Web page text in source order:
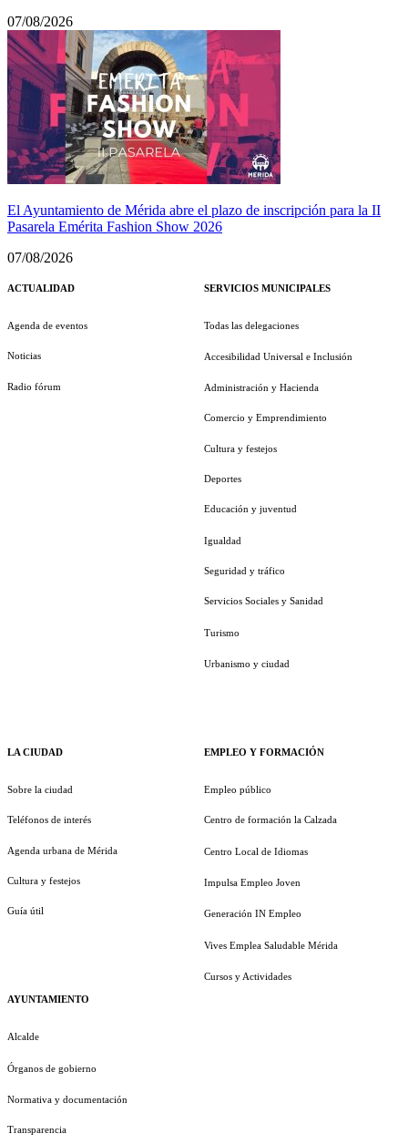
07/08/2026
El Ayuntamiento de Mérida abre el plazo de inscripción para la II
Pasarela Emérita Fashion Show 2026
07/08/2026
ACTUALIDAD
Agenda de eventos
Noticias
Radio fórum
LA CIUDAD
Sobre la ciudad
Teléfonos de interés
Agenda urbana de Mérida
Cultura y festejos
Guía útil
AYUNTAMIENTO
Alcalde
Órganos de gobierno
Normativa y documentación
Transparencia
SERVICIOS MUNICIPALES
Todas las delegaciones
Accesibilidad Universal e Inclusión
Administración y Hacienda
Comercio y Emprendimiento
Cultura y festejos
Deportes
Educación y juventud
Igualdad
Seguridad y tráfico
Servicios Sociales y Sanidad
Turismo
Urbanismo y ciudad
EMPLEO Y FORMACIÓN
Empleo público
Centro de formación la Calzada
Centro Local de Idiomas
Impulsa Empleo Joven
Generación IN Empleo
Vives Emplea Saludable Mérida
Cursos y Actividades